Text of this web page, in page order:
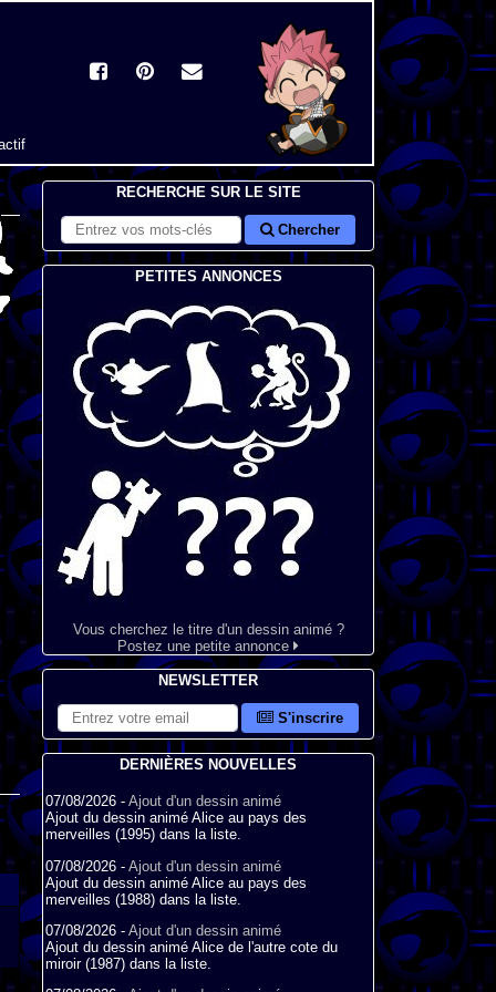
RECHERCHE SUR LE SITE
Chercher
PETITES ANNONCES
Vous cherchez le titre d'un dessin animé ?
Postez une petite annonce
NEWSLETTER
S'inscrire
DERNIÈRES NOUVELLES
07/08/2026 - Ajout d'un dessin animé
Ajout du dessin animé Alice au pays des
merveilles (1995) dans la liste.
07/08/2026 - Ajout d'un dessin animé
Ajout du dessin animé Alice au pays des
merveilles (1988) dans la liste.
07/08/2026 - Ajout d'un dessin animé
Ajout du dessin animé Alice de l'autre cote du
miroir (1987) dans la liste.